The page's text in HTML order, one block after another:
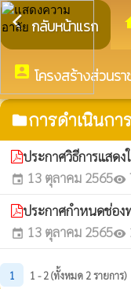
arrow_back_ios กลับหน้าแรก
account_box โครงสร้างส่วนรา
folderการดำเนินก
ประกาศวิธีการแสด
event 13 ตุลาคม 2565visibility
ประกาศกำหนดช่อง
event 13 ตุลาคม 2565visibility
1 1 - 2 (ทั้งหมด 2 รายการ)